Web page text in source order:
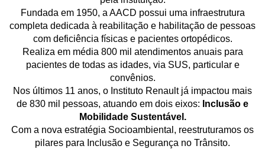
Fundada em 1950, a AACD possui uma infraestrutura
completa dedicada à reabilitação e habilitação de pessoas
com deficiência físicas e pacientes ortopédicos.
Realiza em média 800 mil atendimentos anuais para
pacientes de todas as idades, via SUS, particular e
convênios.
Nos últimos 11 anos, o Instituto Renault já impactou mais
de 830 mil pessoas, atuando em dois eixos: Inclusão e
Mobilidade Sustentável.
Com a nova estratégia Socioambiental, reestruturamos os
pilares para Inclusão e Segurança no Trânsito.